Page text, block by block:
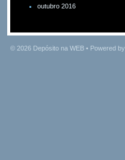
outubro 2016
© 2026 Depósito na WEB • Powered by